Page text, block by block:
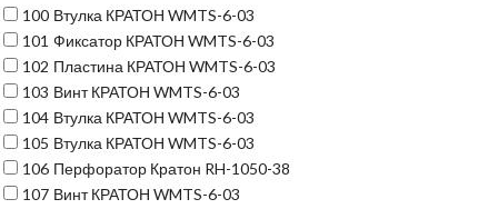
100 Втулка КРАТОН WMTS-6-03
101 Фиксатор КРАТОН WMTS-6-03
102 Пластина КРАТОН WMTS-6-03
103 Винт КРАТОН WMTS-6-03
104 Втулка КРАТОН WMTS-6-03
105 Втулка КРАТОН WMTS-6-03
106 Перфоратор Кратон RH-1050-38
107 Винт КРАТОН WMTS-6-03